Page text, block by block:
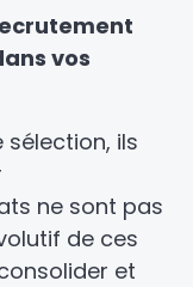
vos
sélection, ils
ne sont pas
de ces
et